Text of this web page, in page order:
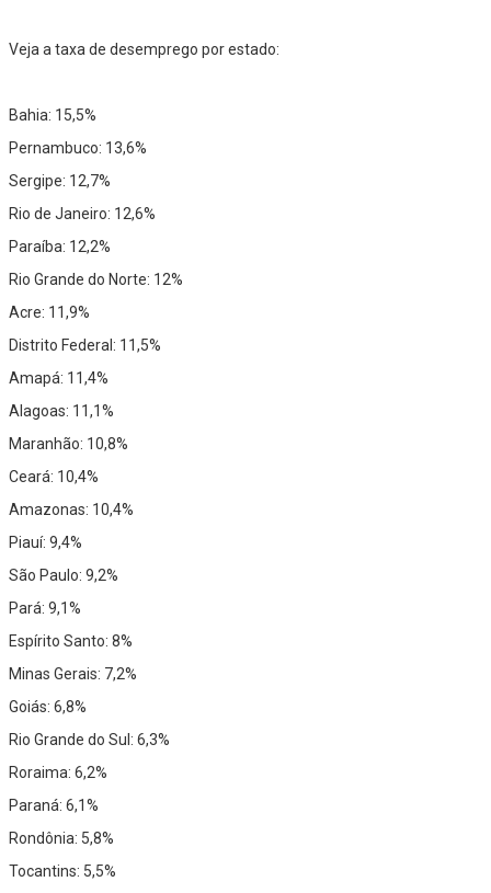
Veja a taxa de desemprego por estado:
Bahia: 15,5%
Pernambuco: 13,6%
Sergipe: 12,7%
Rio de Janeiro: 12,6%
Paraíba: 12,2%
Rio Grande do Norte: 12%
Acre: 11,9%
Distrito Federal: 11,5%
Amapá: 11,4%
Alagoas: 11,1%
Maranhão: 10,8%
Ceará: 10,4%
Amazonas: 10,4%
Piauí: 9,4%
São Paulo: 9,2%
Pará: 9,1%
Espírito Santo: 8%
Minas Gerais: 7,2%
Goiás: 6,8%
Rio Grande do Sul: 6,3%
Roraima: 6,2%
Paraná: 6,1%
Rondônia: 5,8%
Tocantins: 5,5%